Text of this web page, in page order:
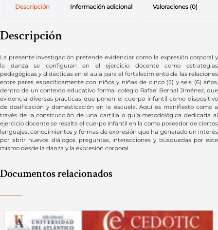
Descripción Información adicional Valoraciones (0)
Descripción
La presente investigación pretende evidenciar como la expresión corporal y
la danza se configuran en el ejercicio docente como estrategias
pedagógicas y didácticas en el aula para el fortalecimiento de las relaciones
entre pares específicamente con niños y niñas de cinco (5) y seis (6) años,
dentro de un contexto educativo formal colegio Rafael Bernal Jiménez, que
evidencia diversas prácticas que ponen el cuerpo infantil como dispositivo
de dosificación y domesticación en la escuela. Aquí es manifiesto como a
través de la construcción de una cartilla o guía metodológica dedicada al
ejercicio docente se resalta el cuerpo infantil en la como poseedor de ciertos
lenguajes, conocimientos y formas de expresión que ha generado un interés
por abrir nuevos diálogos, preguntas, interacciones y búsquedas por este
mismo desde la danza y la expresión corporal.
Documentos relacionados